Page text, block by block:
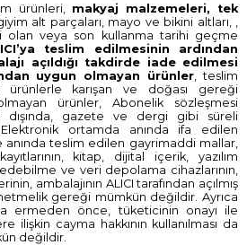
ürünleri, makyaj malzemeleri, tek
alt parçaları, mayo ve bikini altları, ,
olan veya son kullanma tarihi geçme
teslim edilmesinin ardından
açıldığı takdirde iade edilmesi
uygun olmayan ürünler , teslim
ürünlerle karışan ve doğası gereği
olmayan ürünler, Abonelik sözleşmesi
dışında, gazete ve dergi gibi süreli
ortamda anında ifa edilen
teslim edilen gayrimaddi mallar,
kitap, dijital içerik, yazılım
ve veri depolama cihazlarının,
ambalajının ALICI tarafından açılmış
gereği mümkün değildir. Ayrıca
ermeden önce, tüketicinin onayı ile
ilişkin cayma hakkının kullanılması da
değildir.